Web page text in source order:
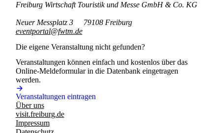
Freiburg Wirtschaft Touristik und Messe GmbH & Co. KG
Neuer Messplatz 3
79108 Freiburg
eventportal@fwtm.de
Die eigene Veranstaltung nicht gefunden?
Veranstaltungen können einfach und kostenlos über das
Online-Meldeformular in die Datenbank eingetragen
werden.
Veranstaltungen eintragen
Über uns
visit.freiburg.de
Impressum